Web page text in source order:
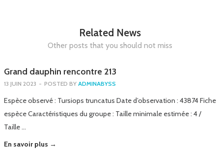
Related News
Other posts that you should not miss
Grand dauphin rencontre 213
13 JUIN 2023 - POSTED BY ADMINABYSS
Espèce observé : Tursiops truncatus Date d’observation : 43874 Fiche
espèce Caractéristiques du groupe : Taille minimale estimée : 4 /
Taille …
En savoir plus →